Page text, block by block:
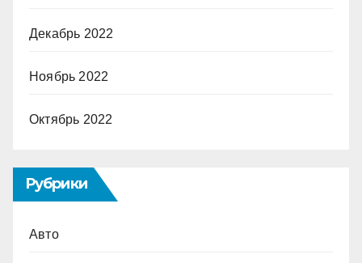
Декабрь 2022
Ноябрь 2022
Октябрь 2022
Рубрики
Авто